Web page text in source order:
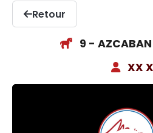
Retour
9 - AZCABAN
XX